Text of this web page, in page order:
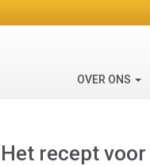
OVER ONS
Het recept